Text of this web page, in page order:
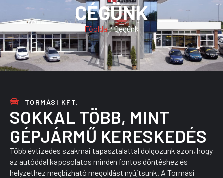
CÉGÜNK
Főoldal/ Cégünk
TORMÁSI KFT.
SOKKAL TÖBB, MINT
GÉPJÁRMŰ KERESKEDÉS
Több évtizedes szakmai tapasztalattal dolgozunk azon, hogy
az autóddal kapcsolatos minden fontos döntéshez és
helyzethez megbízható megoldást nyújtsunk. A Tormási